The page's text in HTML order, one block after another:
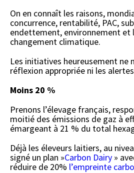
On en connaît les raisons,
concurrence, rentabilité, PAC,
endettement, environnement
changement climatique.
Les initiatives heureusement ne
réflexion appropriée ni les
Moins 20 %
Prenons l’élevage français,
moitié des émissions de gaz à
émargeant à 21 % du total
Déjà les éleveurs laitiers, au
signé un plan »Carbon Dairy »
réduire de 20% l’empreinte